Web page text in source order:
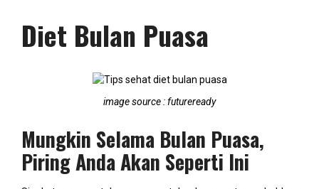
Diet Bulan Puasa
image source : futureready
Mungkin Selama Bulan Puasa,
Piring Anda Akan Seperti Ini